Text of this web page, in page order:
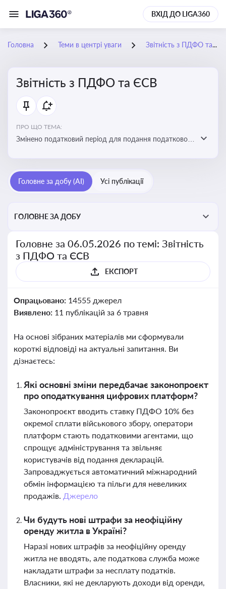
ВХІД ДО LIGA360
Головна Теми в центрі уваги Звітність з ПДФО та ЄСВ
Звітність з ПДФО та ЄСВ
ПРО ЩО ТЕМА:
Змінено податковий період для подання податкового
Головне за добу (AI) Усі публікації
ГОЛОВНЕ ЗА ДОБУ
Головне за 06.05.2026 по темі: Звітність
з ПДФО та ЄСВ
ЕКСПОРТ
Опрацьовано: 14555 джерел
Виявлено: 11 публікацій за 6 травня
На основі зібраних матеріалів ми сформували
короткі відповіді на актуальні запитання. Ви
дізнаєтесь:
Які основні зміни передбачає законопроєкт
про оподаткування цифрових платформ?
Законопроєкт вводить ставку ПДФО 10% без
окремої сплати військового збору, оператори
платформ стають податковими агентами, що
спрощує адміністрування та звільняє
користувачів від подання декларацій.
Запроваджується автоматичний міжнародний
обмін інформацією та пільги для невеликих
продажів. Джерело
Чи будуть нові штрафи за неофіційну
оренду житла в Україні?
Наразі нових штрафів за неофіційну оренду
житла не вводять, але податкова служба може
накладати штрафи за несплату податків.
Власники, які не декларують доходи від оренди,